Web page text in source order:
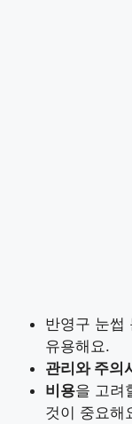
반영구 눈썹
유용해요.
관리와 주의
비용을 고려
것이 중요해